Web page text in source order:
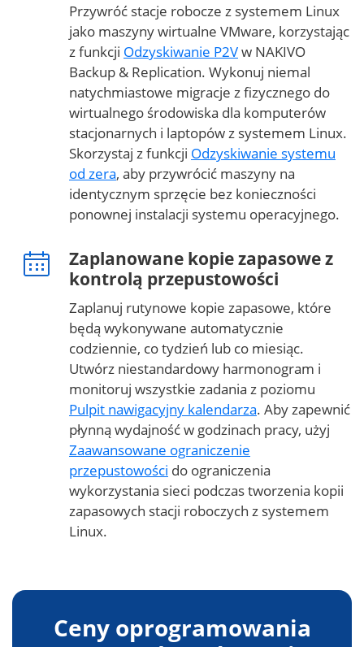
Przywróć stacje robocze z systemem Linux
jako maszyny wirtualne VMware, korzystając
z funkcji Odzyskiwanie P2Vw NAKIVO
Backup & Replication. Wykonuj niemal
natychmiastowe migracje z fizycznego do
wirtualnego środowiska dla komputerów
stacjonarnych i laptopów z systemem Linux.
Skorzystaj z funkcji Odzyskiwanie systemu
od zera, aby przywrócić maszyny na
identycznym sprzęcie bez konieczności
ponownej instalacji systemu operacyjnego.
Zaplanowane kopie zapasowe z
kontrolą przepustowości
Zaplanuj rutynowe kopie zapasowe, które
będą wykonywane automatycznie
codziennie, co tydzień lub co miesiąc.
Utwórz niestandardowy harmonogram i
monitoruj wszystkie zadania z poziomu
Pulpit nawigacyjny kalendarza. Aby zapewnić
płynną wydajność w godzinach pracy, użyj
Zaawansowane ograniczenie
przepustowości do ograniczenia
wykorzystania sieci podczas tworzenia kopii
zapasowych stacji roboczych z systemem
Linux.
Ceny oprogramowania